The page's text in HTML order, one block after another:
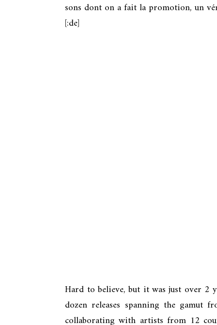
sons dont on a fait la promotion, un
[:de]
Hard to believe, but it was just over 2
dozen releases spanning the
collaborating with artists from 12